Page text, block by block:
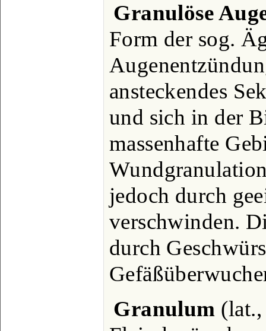
Granulöse
Form der sog.
ansteckendes
und sich in der
massenhafte
jedoch durch
verschwinden.
durch
Granulum